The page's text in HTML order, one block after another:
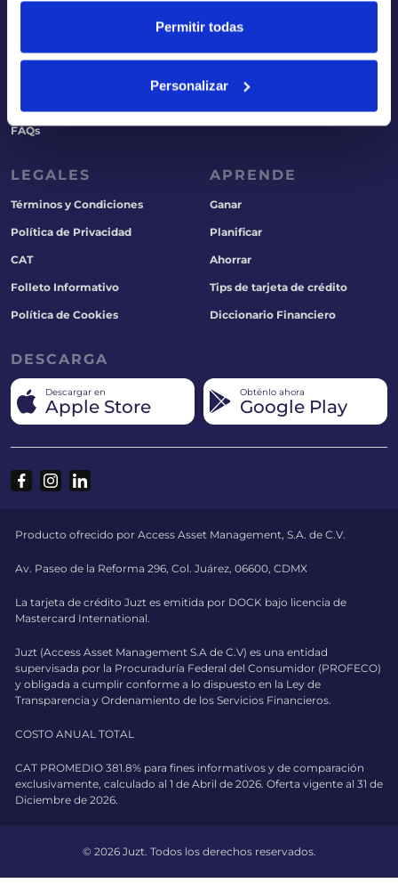
Permitir todas
Personalizar
Solicitud
FAQs
Historia
LEGALES
Términos y Condiciones
Política de Privacidad
CAT
Folleto Informativo
Política de Cookies
APRENDE
Ganar
Planificar
Ahorrar
Tips de tarjeta de crédito
Diccionario Financiero
DESCARGA
Descargar en
Apple Store
Obténlo ahora
Google Play
Producto ofrecido por Access Asset Management, S.A. de C.V.
Av. Paseo de la Reforma 296, Col. Juárez, 06600, CDMX
La tarjeta de crédito Juzt es emitida por DOCK bajo licencia de
Mastercard International.
Juzt (Access Asset Management S.A de C.V) es una entidad
supervisada por la Procuraduría Federal del Consumidor (PROFECO)
y obligada a cumplir conforme a lo dispuesto en la Ley de
Transparencia y Ordenamiento de los Servicios Financieros.
COSTO ANUAL TOTAL
CAT PROMEDIO 381.8% para fines informativos y de comparación
exclusivamente, calculado al 1 de Abril de 2026. Oferta vigente al 31 de
Diciembre de 2026.
© 2026 Juzt. Todos los derechos reservados.